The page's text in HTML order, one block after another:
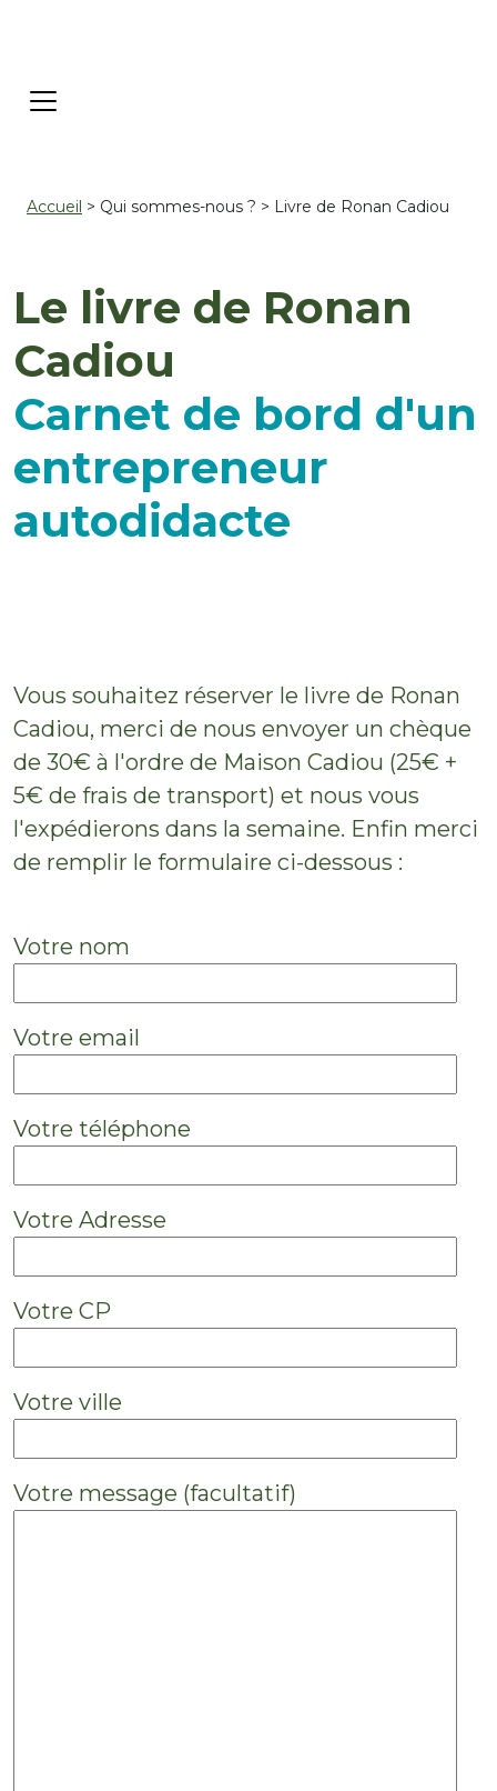
Accueil > Qui sommes-nous ? > Livre de Ronan Cadiou
Le livre de Ronan
Cadiou
Carnet de bord d'un
entrepreneur
autodidacte
Vous souhaitez réserver le livre de Ronan
Cadiou, merci de nous envoyer un chèque
de 30€ à l'ordre de Maison Cadiou (25€ +
5€ de frais de transport) et nous vous
l'expédierons dans la semaine. Enfin merci
de remplir le formulaire ci-dessous :
Votre nom
Votre email
Votre téléphone
Votre Adresse
Votre CP
Votre ville
Votre message (facultatif)